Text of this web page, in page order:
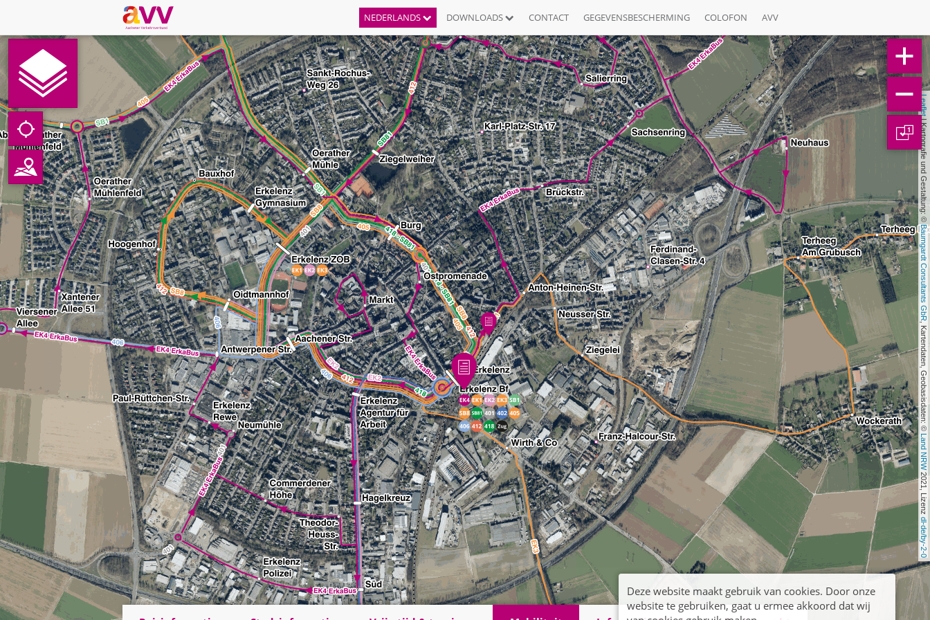
NEDERLANDS DOWNLOADS CONTACT GEGEVENSBESCHERMING COLOFON AVV
Leaflet
| Kartografie und Gestaltung: ©
Baumgardt Consultants GbR
, Kartendaten, Geobasisdaten: ©
Land NRW
2021, Lizenz
dl-de/by-2-0
1
Deze website maakt gebruik van cookies. Door onze
website te gebruiken, gaat u ermee akkoord dat wij